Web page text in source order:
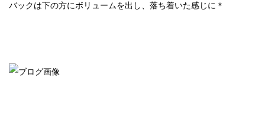
バックは下の方にボリュームを出し、落ち着いた感じに＊